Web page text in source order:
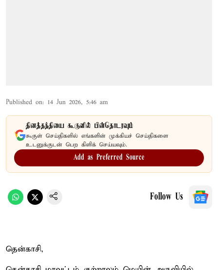
Published on: 14 Jun 2026, 5:46 am
தினத்தந்தியை கூகுளில் பின்தொடரவும்
கூகுள் செய்திகளில் எங்களின் முக்கியச் செய்திகளை
உடனுக்குடன் பெற கிளிக் செய்யவும்.
Add as Preferred Source
Follow Us
தென்காசி,